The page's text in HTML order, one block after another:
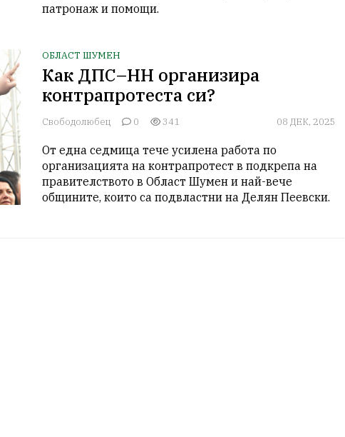
патронаж и помощи.
ОБЛАСТ ШУМЕН
Как ДПС–НН организира
контрапротеста си?
Свободолюбец 0 341 08 ДЕК, 2025
От една седмица тече усилена работа по
организацията на контрапротест в подкрепа на
правителството в Област Шумен и най-вече
общините, които са подвластни на Делян Пеевски.